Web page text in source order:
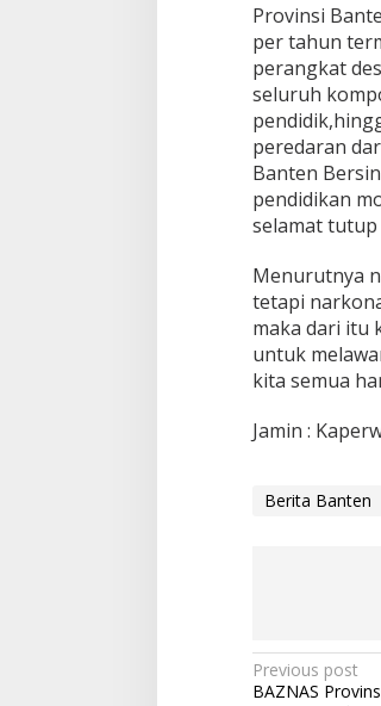
Provinsi
per tahun
perangkat
seluruh
peredaran
Banten
pendidikan
selamat tutup
Menurutnya
tetapi
maka dari itu
untuk
kita semua
Jamin :
Berita Banten
Post
Previous post
BAZNAS